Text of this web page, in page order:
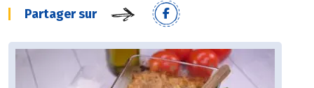
Partager sur